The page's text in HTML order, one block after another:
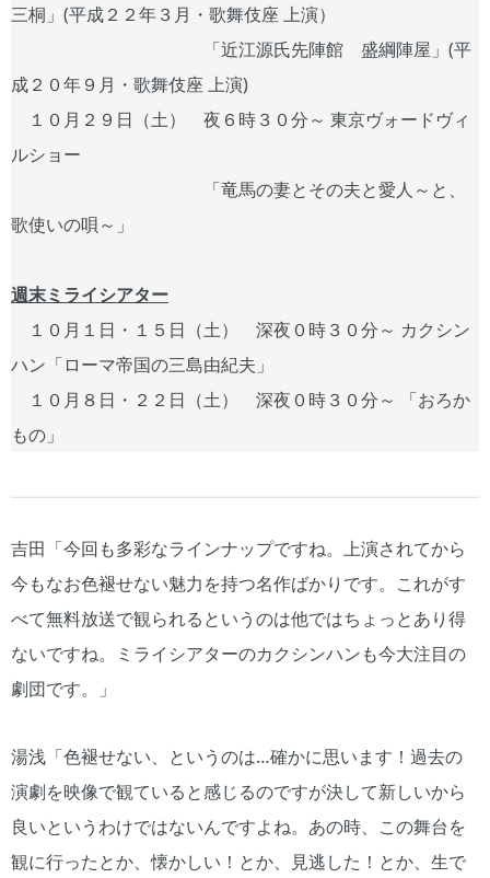
三桐」(平成２２年３月・歌舞伎座 上演）
「近江源氏先陣館 盛綱陣屋」(平
成２０年９月・歌舞伎座 上演)
１０月２９日（土） 夜６時３０分～ 東京ヴォードヴィ
ルショー
「竜馬の妻とその夫と愛人～と、
歌使いの唄～」
週末ミライシアター
１０月１日・１５日（土） 深夜０時３０分～ カクシン
ハン「ローマ帝国の三島由紀夫」
１０月８日・２２日（土） 深夜０時３０分～ 「おろか
もの」
吉田「今回も多彩なラインナップですね。上演されてから
今もなお色褪せない魅力を持つ名作ばかりです。これがす
べて無料放送で観られるというのは他ではちょっとあり得
ないですね。ミライシアターのカクシンハンも今大注目の
劇団です。」
湯浅「色褪せない、というのは…確かに思います！過去の
演劇を映像で観ていると感じるのですが決して新しいから
良いというわけではないんですよね。あの時、この舞台を
観に行ったとか、懐かしい！とか、見逃した！とか、生で